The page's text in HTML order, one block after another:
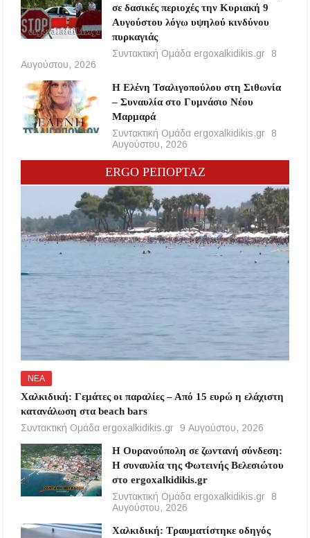
σε δασικές περιοχές την Κυριακή 9
Αυγούστου λόγω υψηλού κινδύνου
πυρκαγιάς
Συντακτική Ομάδα ergoxalkidikis.gr
8
Αυγούστου, 2026
Η Ελένη Τσαλιγοπούλου στη Σιθωνία
– Συναυλία στο Γυμνάσιο Νέου
Μαρμαρά
Συντακτική Ομάδα ergoxalkidikis.gr
8
Αυγούστου, 2026
ERGO ΡΕΠΟΡΤΑΖ
ΝΕΑ
Χαλκιδική: Γεμάτες οι παραλίες – Από 15 ευρώ η ελάχιστη
κατανάλωση στα beach bars
Συντακτική Ομάδα ergoxalkidikis.gr
9 Αυγούστου, 2026
Η Ουρανούπολη σε ζωντανή σύνδεση:
Η συναυλία της Φωτεινής Βελεσιώτου
στο ergoxalkidikis.gr
Συντακτική Ομάδα ergoxalkidikis.gr
8
Αυγούστου, 2026
Χαλκιδική: Τραυματίστηκε οδηγός